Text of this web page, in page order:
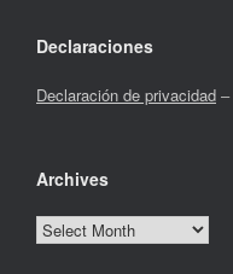
Declaraciones
Declaración de privacidad –
Archives
Archives